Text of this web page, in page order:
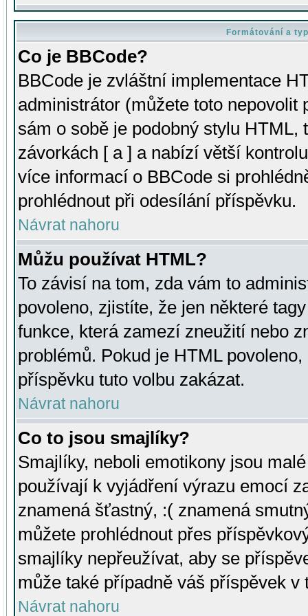
Formátování a
Co je BBCode?
BBCode je zvláštní implementace
administrátor (můžete toto
sám o sobě je podobný stylu HTML,
závorkách [ a ] a nabízí větší
více informací o BBCode si
prohlédnout při odesílání příspěvku.
Návrat nahoru
Můžu používat HTML?
To závisí na tom, zda vám to
povoleno, zjistíte, že jen některé
funkce, která zamezí zneužití nebo
problémů. Pokud je HTML
příspěvku tuto volbu zakázat.
Návrat nahoru
Co to jsou smajlíky?
Smajlíky, neboli emotikony jsou
používají k vyjádření výrazu emocí
znamená šťastný, :( znamená
můžete prohlédnout přes
smajlíky nepřeužívat, aby se
může také případně váš příspěvek v
Návrat nahoru